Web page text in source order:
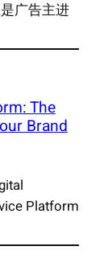
广告主进
The
Brand
Platform